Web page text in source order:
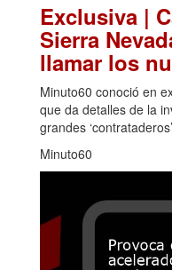
Exclusiva |
Sierra
llamar los
Minuto60 conoció en
que da detalles de la
grandes
Minuto60